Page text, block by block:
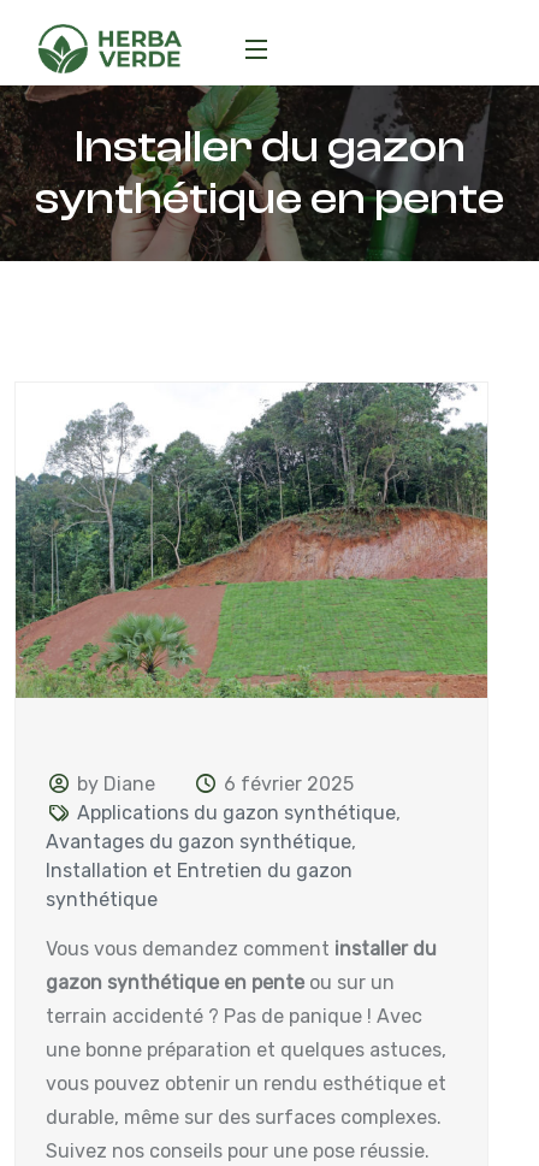
Installer du gazon
synthétique en pente
by Diane
6 février 2025
Applications du gazon synthétique,
Avantages du gazon synthétique,
Installation et Entretien du gazon
synthétique
Vous vous demandez comment installer du
gazon synthétique en pente ou sur un
terrain accidenté ? Pas de panique ! Avec
une bonne préparation et quelques astuces,
vous pouvez obtenir un rendu esthétique et
durable, même sur des surfaces complexes.
Suivez nos conseils pour une pose réussie.